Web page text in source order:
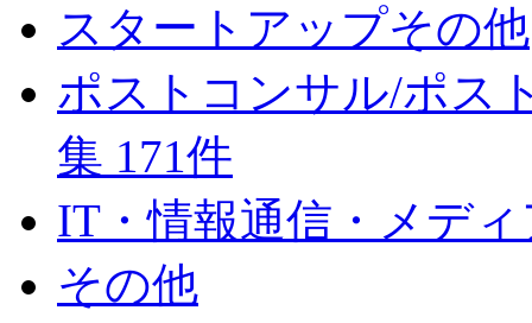
スタートアップその他
ポストコンサル/ポス
集 171件
IT・情報通信・メデ
その他